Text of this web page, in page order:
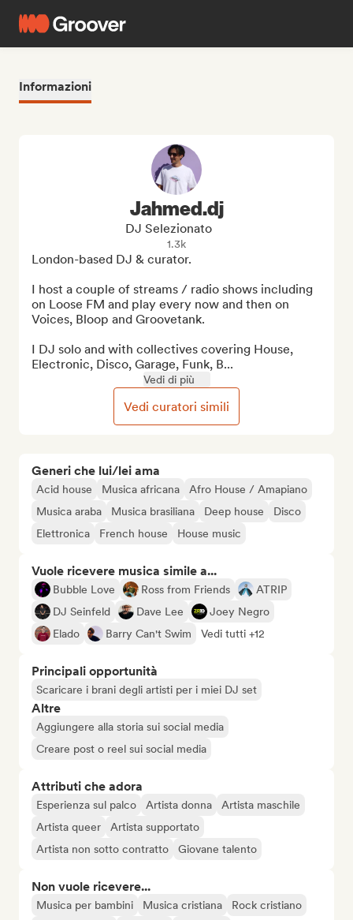
Informazioni
Generi che lui/lei ama
Acid house Musica africana
Afro House / Amapiano
Musica araba
Musica brasiliana Deep house
Disco
Elettronica
French house House music
Vuole ricevere musica simile a...
Bubble Love Ross from Friends
ATRIP
DJ Seinfeld
Dave Lee
Joey Negro
Elado
Barry Can't Swim Vedi tutti +12
Principali opportunità
Scaricare i brani degli artisti per i miei DJ set
Altre
Aggiungere alla storia sui social media
Creare post o reel sui social media
Attributi che adora
Esperienza sul palco Artista donna
Artista maschile
Artista queer
Artista supportato
Artista non sotto contratto
Giovane talento
Non vuole ricevere...
Musica per bambini Musica cristiana
Rock cristiano
Jahmed.dj
DJ Selezionato
1.3k
London-based DJ & curator.
I host a couple of streams / radio shows including
on Loose FM and play every now and then on
Voices, Bloop and Groovetank.
I DJ solo and with collectives covering House,
Electronic, Disco, Garage, Funk, B...
Vedi di più
Vedi curatori simili